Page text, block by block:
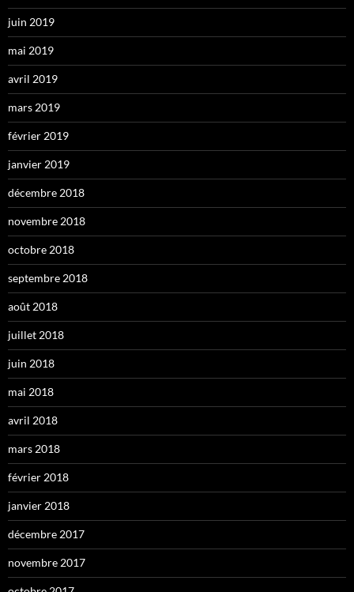
juin 2019
mai 2019
avril 2019
mars 2019
février 2019
janvier 2019
décembre 2018
novembre 2018
octobre 2018
septembre 2018
août 2018
juillet 2018
juin 2018
mai 2018
avril 2018
mars 2018
février 2018
janvier 2018
décembre 2017
novembre 2017